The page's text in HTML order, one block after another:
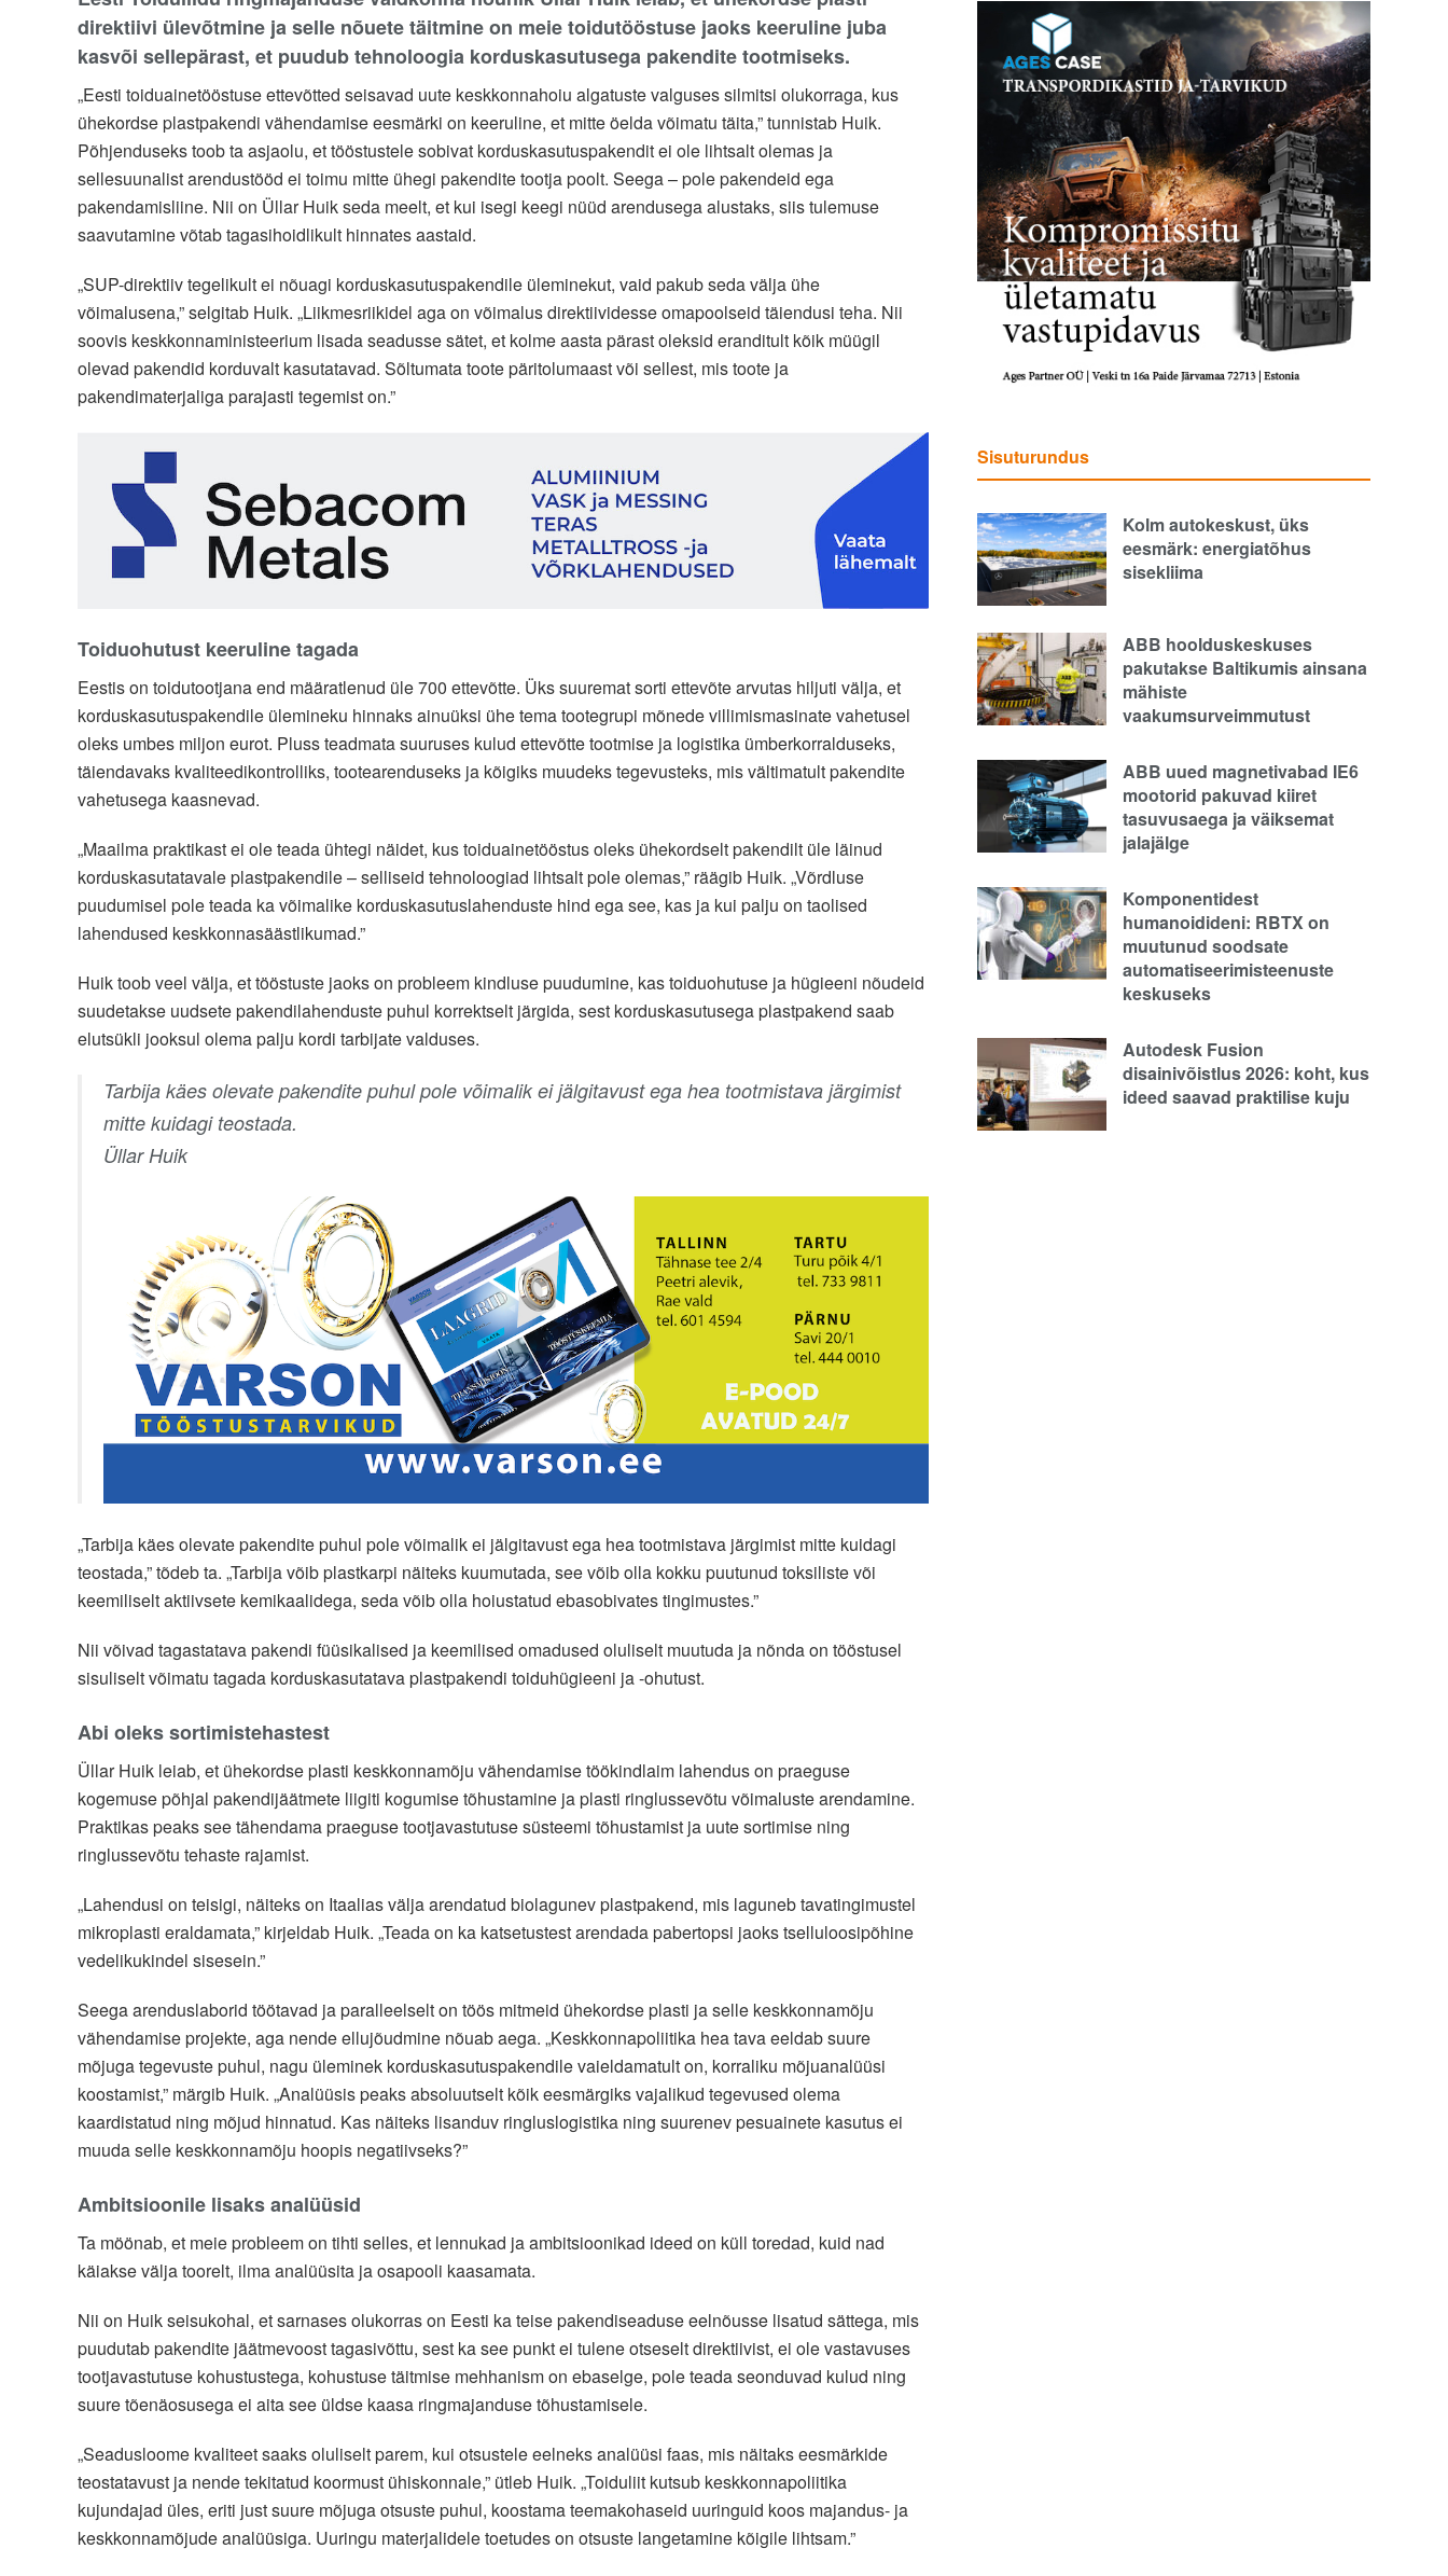
direktiivi ülevõtmine ja selle nõuete täitmine on meie toidutööstuse jaoks keeruline juba
kasvõi sellepärast, et puudub tehnoloogia korduskasutusega pakendite tootmiseks.
„Eesti toiduainetööstuse ettevõtted seisavad uute keskkonnahoiu algatuste valguses silmitsi olukorraga, kus
ühekordse plastpakendi vähendamise eesmärki on keeruline, et mitte öelda võimatu täita,” tunnistab Huik.
Põhjenduseks toob ta asjaolu, et tööstustele sobivat korduskasutuspakendit ei ole lihtsalt olemas ja
sellesuunalist arendustööd ei toimu mitte ühegi pakendite tootja poolt. Seega – pole pakendeid ega
pakendamisliine. Nii on Üllar Huik seda meelt, et kui isegi keegi nüüd arendusega alustaks, siis tulemuse
saavutamine võtab tagasihoidlikult hinnates aastaid.
„SUP-direktiiv tegelikult ei nõuagi korduskasutuspakendile üleminekut, vaid pakub seda välja ühe
võimalusena,” selgitab Huik. „Liikmesriikidel aga on võimalus direktiividesse omapoolseid täiendusi teha. Nii
soovis keskkonnaministeerium lisada seadusse sätet, et kolme aasta pärast oleksid eranditult kõik müügil
olevad pakendid korduvalt kasutatavad. Sõltumata toote päritolumaast või sellest, mis toote ja
pakendimaterjaliga parajasti tegemist on.”
Toiduohutust keeruline tagada
Eestis on toidutootjana end määratlenud üle 700 ettevõtte. Üks suuremat sorti ettevõte arvutas hiljuti välja, et
korduskasutuspakendile ülemineku hinnaks ainuüksi ühe tema tootegrupi mõnede villimismasinate vahetusel
oleks umbes miljon eurot. Pluss teadmata suuruses kulud ettevõtte tootmise ja logistika ümberkorralduseks,
täiendavaks kvaliteedikontrolliks, tootearenduseks ja kõigiks muudeks tegevusteks, mis vältimatult pakendite
vahetusega kaasnevad.
„Maailma praktikast ei ole teada ühtegi näidet, kus toiduainetööstus oleks ühekordselt pakendilt üle läinud
korduskasutatavale plastpakendile – selliseid tehnoloogiad lihtsalt pole olemas,” räägib Huik. „Võrdluse
puudumisel pole teada ka võimalike korduskasutuslahenduste hind ega see, kas ja kui palju on taolised
lahendused keskkonnasäästlikumad.”
Huik toob veel välja, et tööstuste jaoks on probleem kindluse puudumine, kas toiduohutuse ja hügieeni nõudeid
suudetakse uudsete pakendilahenduste puhul korrektselt järgida, sest korduskasutusega plastpakend saab
elutsükli jooksul olema palju kordi tarbijate valduses.
Tarbija käes olevate pakendite puhul pole võimalik ei jälgitavust ega hea tootmistava järgimist
mitte kuidagi teostada.
Üllar Huik
„Tarbija käes olevate pakendite puhul pole võimalik ei jälgitavust ega hea tootmistava järgimist mitte kuidagi
teostada,” tõdeb ta. „Tarbija võib plastkarpi näiteks kuumutada, see võib olla kokku puutunud toksiliste või
keemiliselt aktiivsete kemikaalidega, seda võib olla hoiustatud ebasobivates tingimustes.”
Nii võivad tagastatava pakendi füüsikalised ja keemilised omadused oluliselt muutuda ja nõnda on tööstusel
sisuliselt võimatu tagada korduskasutatava plastpakendi toiduhügieeni ja -ohutust.
Abi oleks sortimistehastest
Üllar Huik leiab, et ühekordse plasti keskkonnamõju vähendamise töökindlaim lahendus on praeguse
kogemuse põhjal pakendijäätmete liigiti kogumise tõhustamine ja plasti ringlussevõtu võimaluste arendamine.
Praktikas peaks see tähendama praeguse tootjavastutuse süsteemi tõhustamist ja uute sortimise ning
ringlussevõtu tehaste rajamist.
„Lahendusi on teisigi, näiteks on Itaalias välja arendatud biolagunev plastpakend, mis laguneb tavatingimustel
mikroplasti eraldamata,” kirjeldab Huik. „Teada on ka katsetustest arendada pabertopsi jaoks tselluloosipõhine
vedelikukindel sisesein.”
Seega arenduslaborid töötavad ja paralleelselt on töös mitmeid ühekordse plasti ja selle keskkonnamõju
vähendamise projekte, aga nende ellujõudmine nõuab aega. „Keskkonnapoliitika hea tava eeldab suure
mõjuga tegevuste puhul, nagu üleminek korduskasutuspakendile vaieldamatult on, korraliku mõjuanalüüsi
koostamist,” märgib Huik. „Analüüsis peaks absoluutselt kõik eesmärgiks vajalikud tegevused olema
kaardistatud ning mõjud hinnatud. Kas näiteks lisanduv ringluslogistika ning suurenev pesuainete kasutus ei
muuda selle keskkonnamõju hoopis negatiivseks?”
Ambitsioonile lisaks analüüsid
Ta möönab, et meie probleem on tihti selles, et lennukad ja ambitsioonikad ideed on küll toredad, kuid nad
käiakse välja toorelt, ilma analüüsita ja osapooli kaasamata.
Nii on Huik seisukohal, et sarnases olukorras on Eesti ka teise pakendiseaduse eelnõusse lisatud sättega, mis
puudutab pakendite jäätmevoost tagasivõttu, sest ka see punkt ei tulene otseselt direktiivist, ei ole vastavuses
tootjavastutuse kohustustega, kohustuse täitmise mehhanism on ebaselge, pole teada seonduvad kulud ning
suure tõenäosusega ei aita see üldse kaasa ringmajanduse tõhustamisele.
„Seadusloome kvaliteet saaks oluliselt parem, kui otsustele eelneks analüüsi faas, mis näitaks eesmärkide
teostatavust ja nende tekitatud koormust ühiskonnale,” ütleb Huik. „Toiduliit kutsub keskkonnapoliitika
kujundajad üles, eriti just suure mõjuga otsuste puhul, koostama teemakohaseid uuringuid koos majandus- ja
keskkonnamõjude analüüsiga. Uuringu materjalidele toetudes on otsuste langetamine kõigile lihtsam.”
Sisuturundus
Kolm autokeskust, üks
eesmärk: energiatõhus
sisekliima
ABB hoolduskeskuses
pakutakse Baltikumis ainsana
mähiste
vaakumsurveimmutust
ABB uued magnetivabad IE6
mootorid pakuvad kiiret
tasuvusaega ja väiksemat
jalajälge
Komponentidest
humanoidideni: RBTX on
muutunud soodsate
automatiseerimisteenuste
keskuseks
Autodesk Fusion
disainivõistlus 2026: koht, kus
ideed saavad praktilise kuju